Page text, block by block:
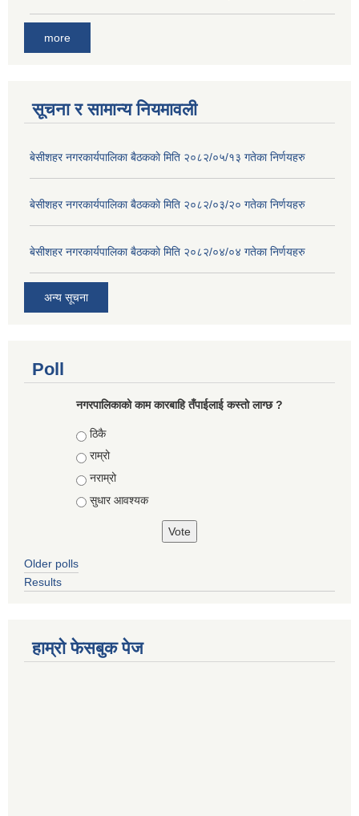
more
सूचना र सामान्य नियमावली
बे‍‍सीशहर नगरकार्यपालिका बैठककाे मिति २०८२/०५/१३ गतेका निर्णयहरु
बे‍‍सीशहर नगरकार्यपालिका बैठककाे मिति २०८२/०३/२० गतेका निर्णयहरु
बे‍‍सीशहर नगरकार्यपालिका बैठककाे मिति २०८२/०४/०४ गतेका निर्णयहरु
अन्य सूचना
Poll
नगरपालिकाको काम कारबाहि तँपाईलाई कस्तो लाग्छ ?
Choices
ठिकै
राम्रो
नराम्रो
सुधार आवश्यक
Older polls
Results
हाम्रो फेसबुक पेज